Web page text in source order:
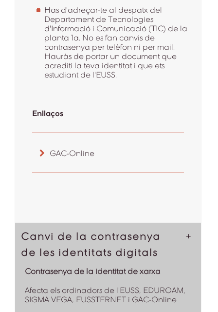
Has d'adreçar-te al despatx del
Departament de Tecnologies
d'Informació i Comunicació (TIC) de la
planta 1a. No es fan canvis de
contrasenya per telèfon ni per mail.
Hauràs de portar un document que
acrediti la teva identitat i que ets
estudiant de l'EUSS.
Enllaços
GAC-Online
Canvi de la contrasenya
de les identitats digitals
Contrasenya de la identitat de xarxa
Afecta els ordinadors de l'EUSS, EDUROAM,
SIGMA VEGA, EUSSTERNET i GAC-Online